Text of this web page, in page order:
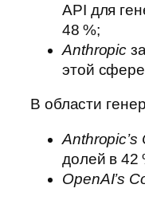
API для
48 %;
Anthropic
этой
В области
Anthropic’s
долей в 42
OpenAI’s